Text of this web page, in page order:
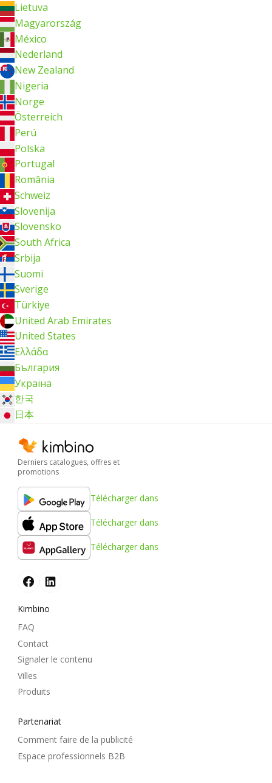
Lietuva
Magyarország
México
Nederland
New Zealand
Nigeria
Norge
Österreich
Perú
Polska
Portugal
România
Schweiz
Slovenija
Slovensko
South Africa
Srbija
Suomi
Sverige
Türkiye
United Arab Emirates
United States
Ελλάδα
България
Україна
한국
日本
Derniers catalogues, offres et
promotions
Télécharger dans
Télécharger dans
Télécharger dans
Kimbino
FAQ
Contact
Signaler le contenu
Villes
Produits
Partenariat
Comment faire de la publicité
Espace professionnels B2B